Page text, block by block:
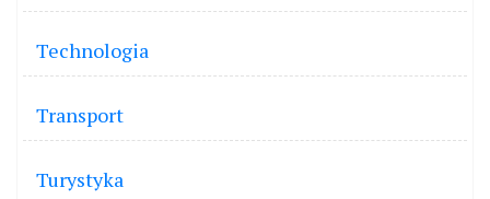
Technologia
Transport
Turystyka